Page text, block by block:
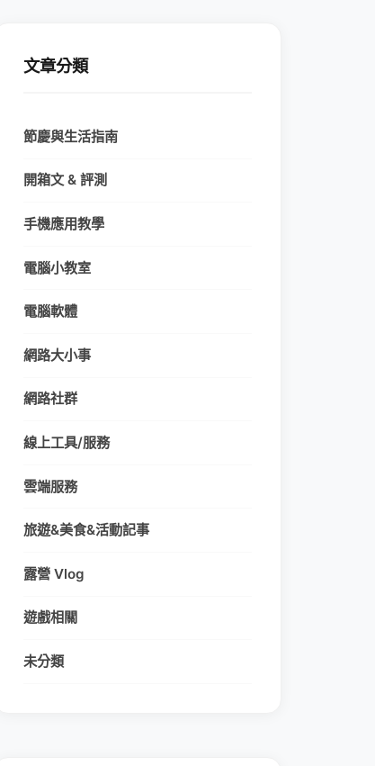
文章分類
節慶與生活指南
開箱文 & 評測
手機應用教學
電腦小教室
電腦軟體
網路大小事
網路社群
線上工具/服務
雲端服務
旅遊&美食&活動記事
露營 Vlog
遊戲相關
未分類